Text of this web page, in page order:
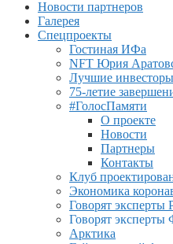
Новости партнеров
Галерея
Спецпроекты
Гостиная ИФа
NFT Юрия
Лучшие инвесторы
75-летие
#ГолосПамяти
О проекте
Новости
Партнеры
Контакты
Клуб
Экономика
Говорят
Говорят эксперты
Арктика